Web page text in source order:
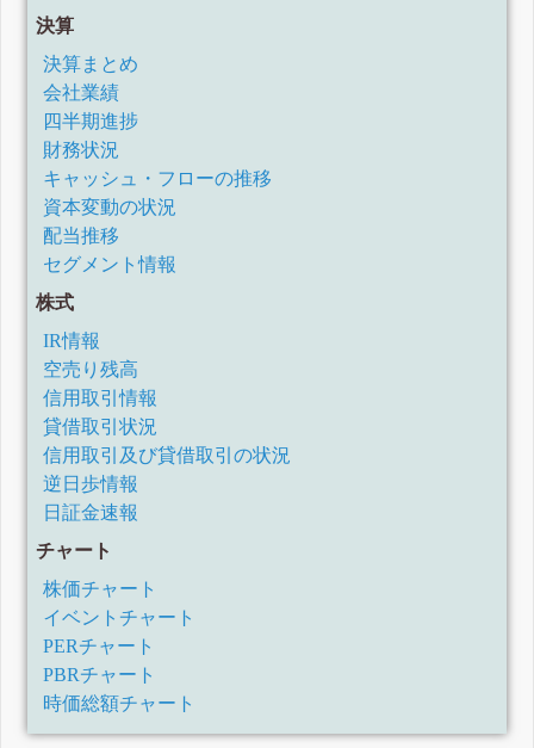
決算
決算まとめ
会社業績
四半期進捗
財務状況
キャッシュ・フローの推移
資本変動の状況
配当推移
セグメント情報
株式
IR情報
空売り残高
信用取引情報
貸借取引状況
信用取引及び貸借取引の状況
逆日歩情報
日証金速報
チャート
株価チャート
イベントチャート
PERチャート
PBRチャート
時価総額チャート